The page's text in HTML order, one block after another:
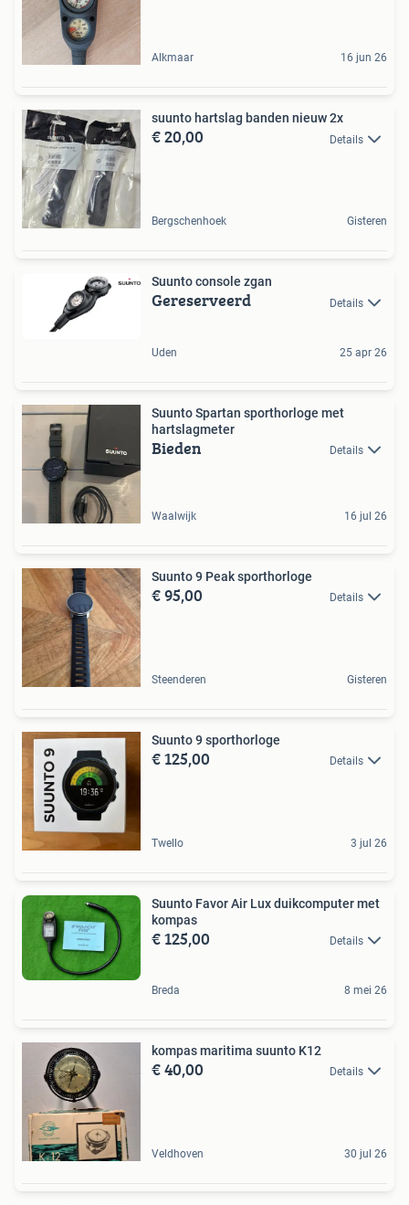
Alkmaar 16 jun 26
suunto hartslag banden nieuw 2x
€ 20,00 Details
Bergschenhoek Gisteren
Suunto console zgan
Gereserveerd Details
Uden 25 apr 26
Suunto Spartan sporthorloge met
hartslagmeter
Bieden Details
Waalwijk 16 jul 26
Suunto 9 Peak sporthorloge
€ 95,00 Details
Steenderen Gisteren
Suunto 9 sporthorloge
€ 125,00 Details
Twello 3 jul 26
Suunto Favor Air Lux duikcomputer met
kompas
€ 125,00 Details
Breda 8 mei 26
kompas maritima suunto K12
€ 40,00 Details
Veldhoven 30 jul 26